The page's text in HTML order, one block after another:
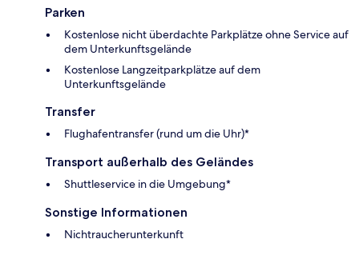
Parken
Kostenlose nicht überdachte Parkplätze ohne Service auf
dem Unterkunftsgelände
Kostenlose Langzeitparkplätze auf dem
Unterkunftsgelände
Transfer
Flughafentransfer (rund um die Uhr)*
Transport außerhalb des Geländes
Shuttleservice in die Umgebung*
Sonstige Informationen
Nichtraucherunterkunft